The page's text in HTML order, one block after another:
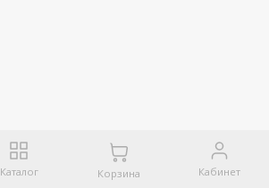
Каталог Корзина Кабинет